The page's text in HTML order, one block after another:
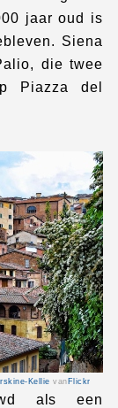
jaar oud is
Siena
die twee
Piazza del
Kellie van Flickr
als een